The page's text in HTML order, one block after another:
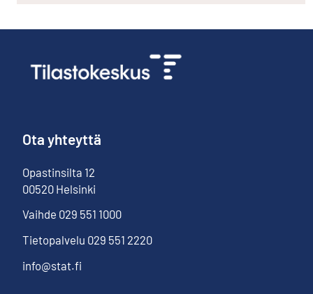
Ota yhteyttä
Opastinsilta 12
00520 Helsinki
Vaihde 029 551 1000
Tietopalvelu 029 551 2220
info@stat.fi